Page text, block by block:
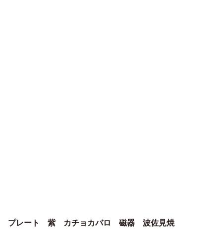
プレート 紫 カチョカバロ 磁器 波佐見焼